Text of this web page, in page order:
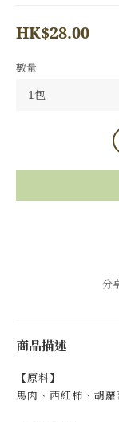
HK$28.00
數量
分
商品描述
【原料】
馬肉、西紅柿、胡